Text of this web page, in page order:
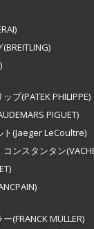
プ(PATEK PHILIPPE)
PIGUET)
ト(Jaeger LeCoultre)
ンスタンタン
(FRANCK MULLER)